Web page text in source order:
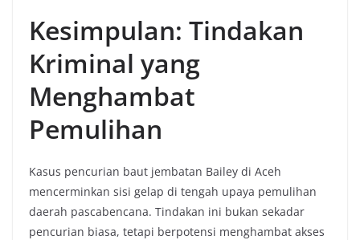
Kesimpulan: Tindakan
Kriminal yang
Menghambat
Pemulihan
Kasus pencurian baut jembatan Bailey di Aceh
mencerminkan sisi gelap di tengah upaya pemulihan
daerah pascabencana. Tindakan ini bukan sekadar
pencurian biasa, tetapi berpotensi menghambat akses